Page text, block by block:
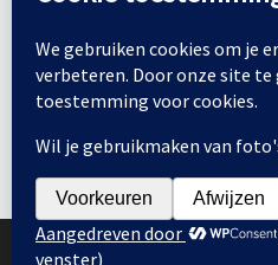
24
25 26 27
31
© 2026 | Ondersteund door